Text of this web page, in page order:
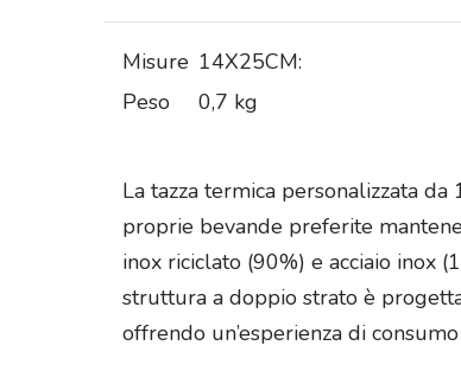
Misure 14X25CM:
Peso
0,7 kg
La tazza termica personalizzata
proprie bevande preferite
inox riciclato (90%) e acciaio inox
struttura a doppio strato è
offrendo un’esperienza di